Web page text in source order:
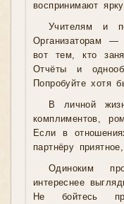
воспринимают
Учителям и
Организаторам —
вот тем, кто
Отчёты и
Попробуйте хотя
В личной
комплиментов,
Если в
партнёру
Одиноким
интереснее
Не бойтесь